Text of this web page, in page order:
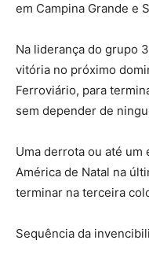
em Campina Grande e
Na liderança do grupo
vitória no próximo
Ferroviário, para
sem depender de
Uma derrota ou até um
América de Natal na
terminar na terceira
Sequência da